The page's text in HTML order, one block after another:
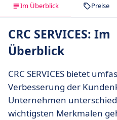
Im Überblick Preise
CRC SERVICES: Im
Überblick
CRC SERVICES bietet
Verbesserung der
Unternehmen
wichtigsten Merkmalen